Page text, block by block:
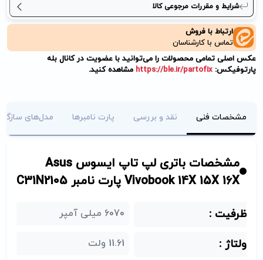
شرایط و مقررات مرجوعی کالا
ارتباط با فروش
تماس با کارشناسان
عکس اصلی تمامی محصولات را می‌توانید با عضویت در کانال بله
پارتوفیکس: https://ble.ir/partofix مشاهده کنید.
مشخصات فنی نقد و بررسی پارت نامبرها مدل‌های سازگار
مشخصات باتری لپ تاپ ایسوس Asus
Vivobook 14X 15X 16X پارت نامبر C31N2105
ظرفیت : 6070 میلی آمپر
ولتاژ : 11.61 ولت